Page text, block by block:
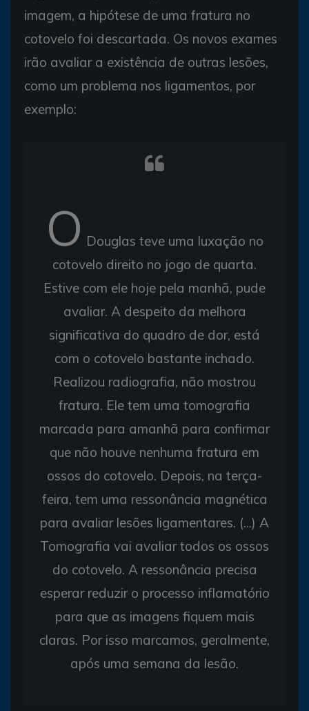
imagem, a hipótese de uma fratura no
cotovelo foi descartada. Os novos exames
irão avaliar a existência de outras lesões,
como um problema nos ligamentos, por
exemplo:
O Douglas teve uma luxação no
cotovelo direito no jogo de quarta.
Estive com ele hoje pela manhã, pude
avaliar. A despeito da melhora
significativa do quadro de dor, está
com o cotovelo bastante inchado.
Realizou radiografia, não mostrou
fratura. Ele tem uma tomografia
marcada para amanhã para confirmar
que não houve nenhuma fratura em
ossos do cotovelo. Depois, na terça-
feira, tem uma ressonância magnética
para avaliar lesões ligamentares. (...) A
Tomografia vai avaliar todos os ossos
do cotovelo. A ressonância precisa
esperar reduzir o processo inflamatório
para que as imagens fiquem mais
claras. Por isso marcamos, geralmente,
após uma semana da lesão.